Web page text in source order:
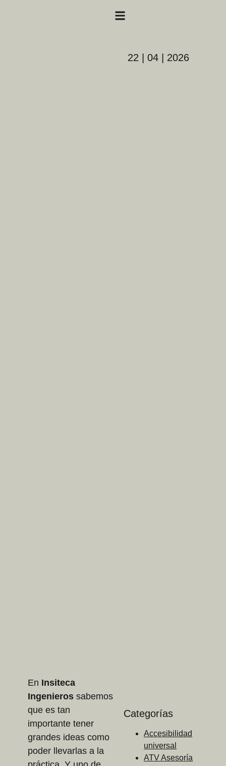
22 | 04 | 2026
En Insiteca
Ingenierossabemos
que es tan
importante tener
grandes ideas como
poder llevarlas a la
Categorías
Accesibilidad
universal
ATV Asesoría